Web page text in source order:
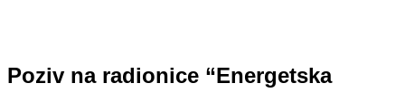
Poziv na radionice “Energetska